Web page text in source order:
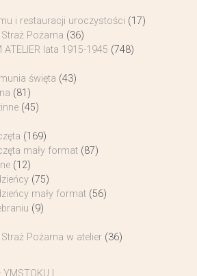
i restauracji uroczystości (17)
Pożarna (36)
ATELIER lata 1915-1945 (748)
święta (43)
(81)
(45)
(169)
mały format (87)
(12)
(75)
mały format (56)
(9)
Pożarna w atelier (36)